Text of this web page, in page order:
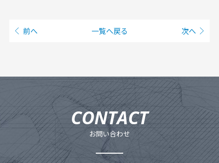
前へ 一覧へ戻る 次へ
お問い合わせ